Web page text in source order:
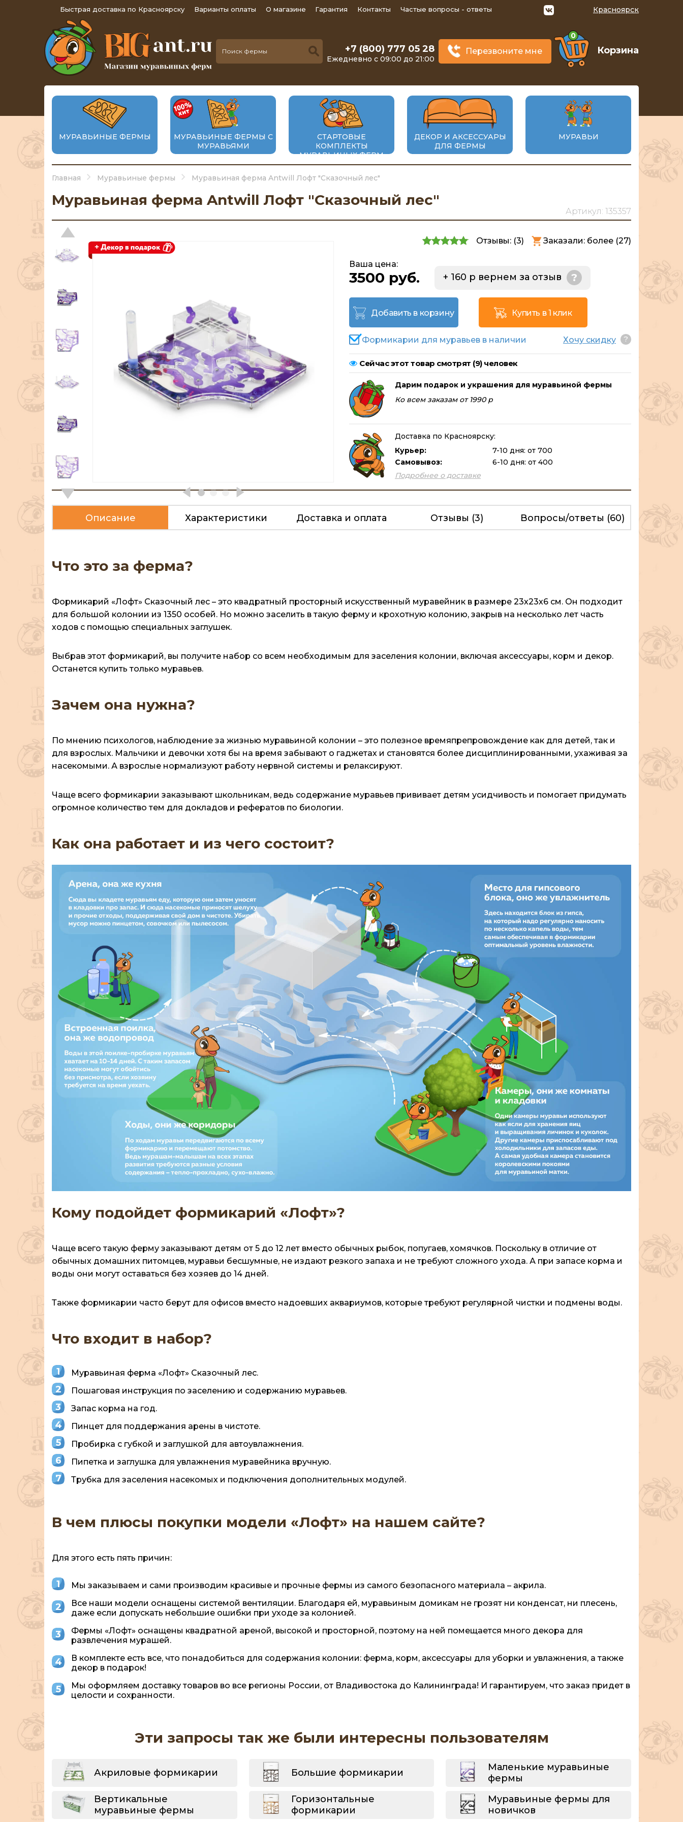
Быстрая доставка по Красноярску Варианты оплаты О магазине Гарантия Контакты Частые вопросы - ответы Красноярск
+7 (800) 777 05 28
Ежедневно с 09:00 до 21:00
Перезвоните мне Корзина
0
МУРАВЬИНЫЕ ФЕРМЫ
МУРАВЬИНЫЕ ФЕРМЫ С
МУРАВЬЯМИ
СТАРТОВЫЕ
КОМПЛЕКТЫ
МУРАВЬИНЫХ ФЕРМ
ДЕКОР И АКСЕССУАРЫ
ДЛЯ ФЕРМЫ
МУРАВЬИ
Главная Муравьиные фермы Муравьиная ферма Antwill Лофт "Сказочный лес"
Муравьиная ферма Antwill Лофт "Сказочный лес"
Артикул: 135357
Отзывы: (3) Заказали: более (27)
Ваша цена:
3500 руб. + 160 р вернем за отзыв ?
Добавить в корзину Купить в 1 клик
Формикарии для муравьев в наличии Хочу скидку ?
Сейчас этот товар смотрят (9) человек
Дарим подарок и украшения для муравьиной фермы
Ко всем заказам от 1990 р
Доставка по Красноярску:
Курьер:
7-10 дня: от 700
Самовывоз:
6-10 дня: от 400
Подробнее о доставке
Описание Характеристики Доставка и оплата Отзывы (3) Вопросы/ответы (60)
Что это за ферма?
Формикарий «Лофт» Сказочный лес – это квадратный просторный искусственный муравейник в размере 23х23х6 см. Он подходит
для большой колонии из 1350 особей. Но можно заселить в такую ферму и крохотную колонию, закрыв на несколько лет часть
ходов с помощью специальных заглушек.
Выбрав этот формикарий, вы получите набор со всем необходимым для заселения колонии, включая аксессуары, корм и декор.
Останется купить только муравьев.
Зачем она нужна?
По мнению психологов, наблюдение за жизнью муравьиной колонии – это полезное времяпрепровождение как для детей, так и
для взрослых. Мальчики и девочки хотя бы на время забывают о гаджетах и становятся более дисциплинированными, ухаживая за
насекомыми. А взрослые нормализуют работу нервной системы и релаксируют.
Чаще всего формикарии заказывают школьникам, ведь содержание муравьев прививает детям усидчивость и помогает придумать
огромное количество тем для докладов и рефератов по биологии.
Как она работает и из чего состоит?
Кому подойдет формикарий «Лофт»?
Чаще всего такую ферму заказывают детям от 5 до 12 лет вместо обычных рыбок, попугаев, хомячков. Поскольку в отличие от
обычных домашних питомцев, муравьи бесшумные, не издают резкого запаха и не требуют сложного ухода. А при запасе корма и
воды они могут оставаться без хозяев до 14 дней.
Также формикарии часто берут для офисов вместо надоевших аквариумов, которые требуют регулярной чистки и подмены воды.
Что входит в набор?
Муравьиная ферма «Лофт» Сказочный лес.
Пошаговая инструкция по заселению и содержанию муравьев.
Запас корма на год.
Пинцет для поддержания арены в чистоте.
Пробирка с губкой и заглушкой для автоувлажнения.
Пипетка и заглушка для увлажнения муравейника вручную.
Трубка для заселения насекомых и подключения дополнительных модулей.
В чем плюсы покупки модели «Лофт» на нашем сайте?
Для этого есть пять причин:
Мы заказываем и сами производим красивые и прочные фермы из самого безопасного материала – акрила.
Все наши модели оснащены системой вентиляции. Благодаря ей, муравьиным домикам не грозят ни конденсат, ни плесень,
даже если допускать небольшие ошибки при уходе за колонией.
Фермы «Лофт» оснащены квадратной ареной, высокой и просторной, поэтому на ней помещается много декора для
развлечения мурашей.
В комплекте есть все, что понадобиться для содержания колонии: ферма, корм, аксессуары для уборки и увлажнения, а также
декор в подарок!
Мы оформляем доставку товаров во все регионы России, от Владивостока до Калининграда! И гарантируем, что заказ придет в
целости и сохранности.
Эти запросы так же были интересны пользователям
Акриловые формикарии Большие формикарии
Маленькие муравьиные
фермы
Вертикальные
муравьиные фермы
Горизонтальные
формикарии
Муравьиные фермы для
новичков